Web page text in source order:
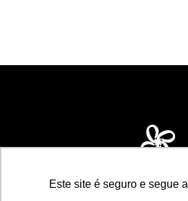
Este site é seguro e segue